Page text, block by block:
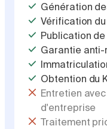
Génération
Vérification
Publication
Garantie
Obtention du
Entretien
d'entreprise
Traitement